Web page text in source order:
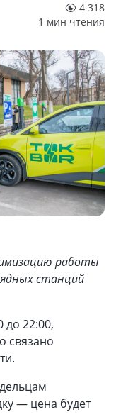
4 318
1 мин чтения
работы
станций
до 22:00,
связано
— цена будет